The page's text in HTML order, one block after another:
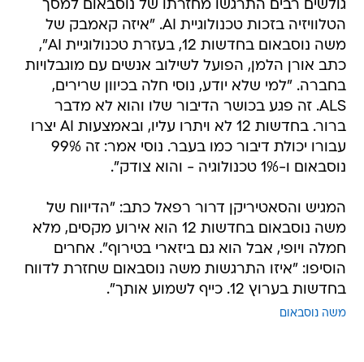
גולשים רבים התרגשו מחזרתו של נוסבאום למסך
הטלוויזיה בזכות טכנולוגיית AI. "איזה קאמבק של
משה נוסבאום בחדשות 12, בעזרת טכנולוגיית AI",
כתב אורן הלמן, הפועל לשילוב אנשים עם מוגבלויות
בחברה. "למי שלא יודע, נוסי חלה בכיוון שרירים,
ALS. זה פגע בכושר הדיבור שלו והוא לא מדבר
ברור. בחדשות 12 לא ויתרו עליו, ובאמצעות AI יצרו
עבורו יכולת דיבור כמו בעבר. נוסי אמר: זה 99%
נוסבאום ו-1% טכנולוגיה - והוא צודק".
המגיש והסאטיריקן דרור רפאל כתב: "הדיווח של
משה נוסבאום בחדשות 12 הוא אירוע מקסים, מלא
חמלה ויופי, אבל הוא גם ביזארי בטירוף". אחרים
הוסיפו: "איזו התרגשות משה נוסבאום שחזרת לדווח
בחדשות בערוץ 12. כייף לשמוע אותך".
משה נוסבאום